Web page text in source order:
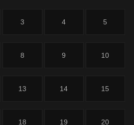
3 4 5
8 9 10
13 14 15
18 19 20